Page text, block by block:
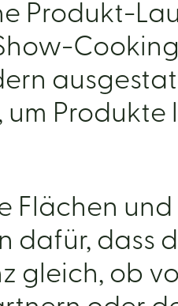
Produkt-
Cooking
Produkte
Flächen und
dafür, dass
gleich, ob